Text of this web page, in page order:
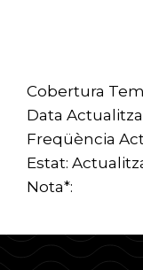
Cobertura
Data
Freqüència
Estat:
Nota*: